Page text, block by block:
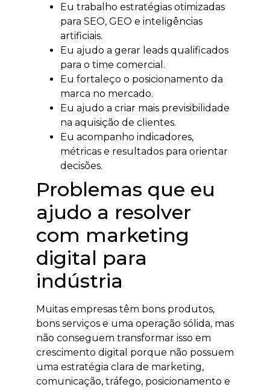
Eu trabalho estratégias otimizadas
para SEO, GEO e inteligências
artificiais.
Eu ajudo a gerar leads qualificados
para o time comercial.
Eu fortaleço o posicionamento da
marca no mercado.
Eu ajudo a criar mais previsibilidade
na aquisição de clientes.
Eu acompanho indicadores,
métricas e resultados para orientar
decisões.
Problemas que eu
ajudo a resolver
com marketing
digital para
indústria
Muitas empresas têm bons produtos,
bons serviços e uma operação sólida, mas
não conseguem transformar isso em
crescimento digital porque não possuem
uma estratégia clara de marketing,
comunicação, tráfego, posicionamento e